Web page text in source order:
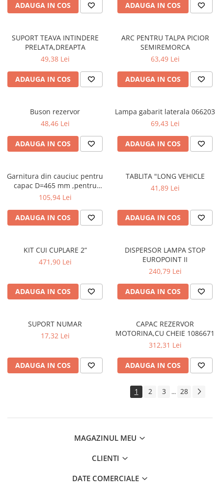
ADAUGA IN COS ADAUGA IN COS
SUPORT TEAVA INTINDERE
PRELATA,DREAPTA
49,38 Lei
ADAUGA IN COS
ARC PENTRU TALPA PICIOR
SEMIREMORCA
63,49 Lei
ADAUGA IN COS
Buson rezervor
48,46 Lei
ADAUGA IN COS
Lampa gabarit laterala 066203
69,43 Lei
ADAUGA IN COS
Garnitura din cauciuc pentru
capac D=465 mm ,pentru
SPITZER SILO
105,94 Lei
ADAUGA IN COS
TABLITA "LONG VEHICLE
41,89 Lei
ADAUGA IN COS
KIT CUI CUPLARE 2”
471,90 Lei
ADAUGA IN COS
DISPERSOR LAMPA STOP
EUROPOINT II
240,79 Lei
ADAUGA IN COS
SUPORT NUMAR
17,32 Lei
ADAUGA IN COS
CAPAC REZERVOR
MOTORINA,CU CHEIE 1086671
312,31 Lei
ADAUGA IN COS
1 2 3 ... 28
MAGAZINUL MEU
CLIENTI
DATE COMERCIALE